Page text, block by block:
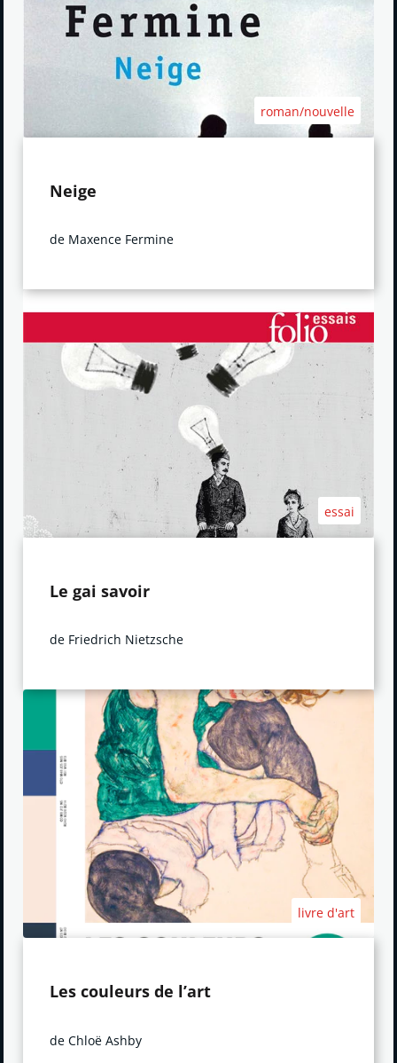
roman/nouvelle
Neige
de Maxence Fermine
essai
Le gai savoir
de Friedrich Nietzsche
livre d'art
Les couleurs de l’art
de Chloë Ashby